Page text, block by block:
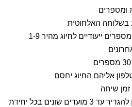
בשלוחה האלחוטית
שיחה
שעון תזכורת לבחירה, ניתן להגדיר עד 3 מועדים שונים בכל יחידת